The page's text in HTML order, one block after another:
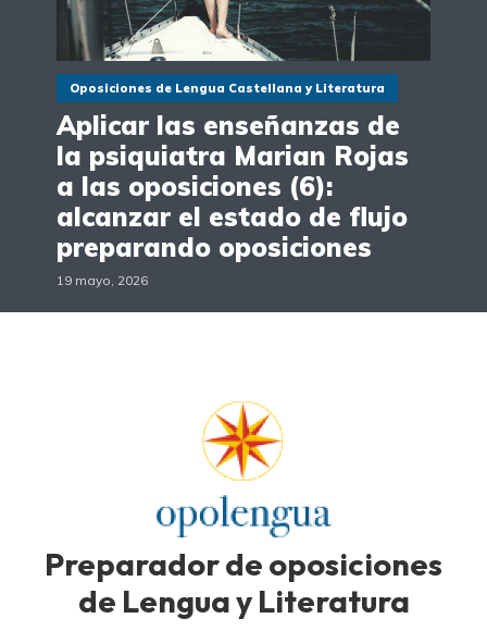
Oposiciones de Lengua Castellana y Literatura
Aplicar las enseñanzas de
la psiquiatra Marian Rojas
a las oposiciones (6):
alcanzar el estado de flujo
preparando oposiciones
19 mayo, 2026
Preparador de oposiciones
de Lengua y Literatura